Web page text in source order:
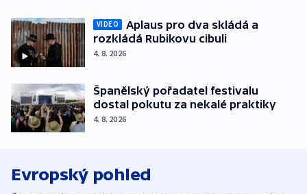
VIDEO
Aplaus pro dva skládá a
rozkládá Rubikovu cibuli
4. 8. 2026
Španělský pořadatel festivalu
dostal pokutu za nekalé praktiky
4. 8. 2026
Evropský pohled